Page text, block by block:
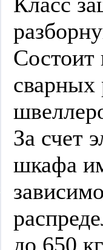
Состоит
сварных
За счет
шкафа
до 650